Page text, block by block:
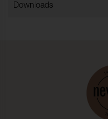
OEKO-TEX® certifikat:
Strykning på max. 100°C
Downloads